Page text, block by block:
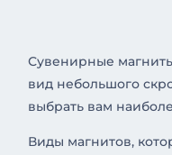
Сувенирные
вид небольшого
выбрать вам
Виды магнитов,